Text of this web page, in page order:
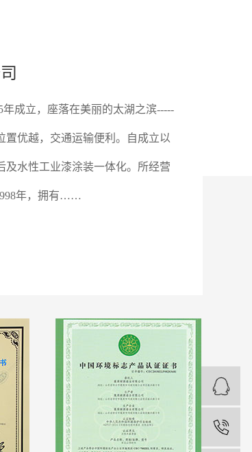
成立，座落在美丽的太湖之滨-----
优越，交通运输便利。自成立以
及水性工业漆涂装一体化。所经营
年，拥有……